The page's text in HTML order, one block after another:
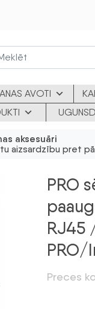
AVOTI
aksesuāri
aizsardzību pret
PRO
RJ45
PRO/
Preces